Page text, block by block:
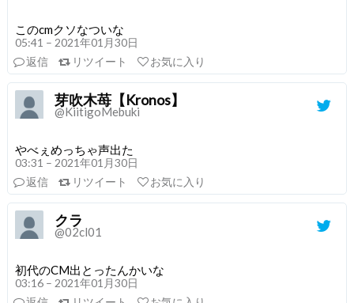
このcmクソなついな
05:41 – 2021年01月30日
返信
リツイート お気に入り
芽吹木苺【Kronos】
@KiitigoMebuki
やべぇめっちゃ声出た
03:31 – 2021年01月30日
返信
リツイート お気に入り
クラ
@02cl01
初代のCM出とったんかいな
03:16 – 2021年01月30日